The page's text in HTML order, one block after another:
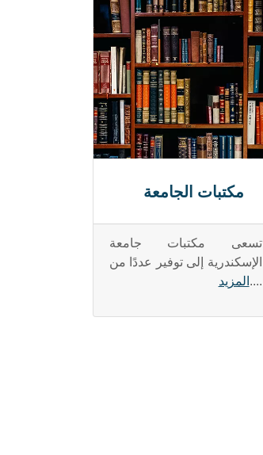
مكتبات الجامعة
تسعى مكتبات جامعة
الإسكندرية إلى توفير عددًا من
.... المزيد